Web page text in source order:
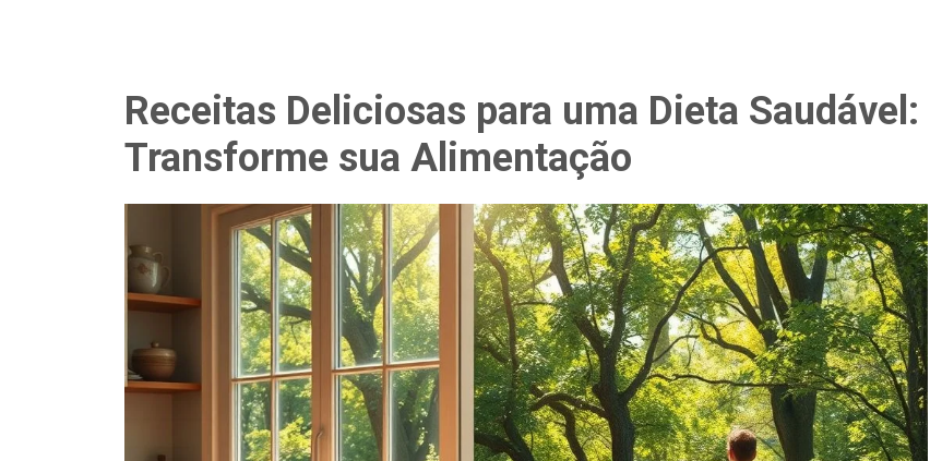
Receitas Deliciosas para uma Dieta Saudável:
Transforme sua Alimentação